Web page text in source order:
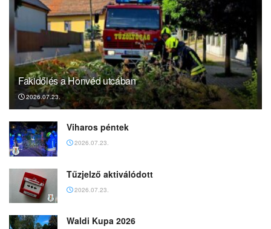
Fakidőlés a Honvéd utcában
2026.07.23.
Viharos péntek
2026.07.23.
Tűzjelző aktiválódott
2026.07.23.
Waldi Kupa 2026